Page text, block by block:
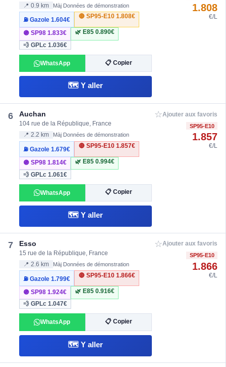
📍 0.9 km Màj Données de démonstration
⛽ Gazole1.604€
🔴 SP95-E10 1.808€
🟣 SP981.833€ 🌿 E85 0.890€
💨 GPLc1.036€
WhatsApp 📋 Copier
🗺️ Y aller
1.808
€/L
6 Auchan
104 rue de la République, France
📍 2.2 km Màj Données de démonstration
⛽ Gazole1.679€
🔴 SP95-E10 1.857€
🟣 SP981.814€ 🌿 E85 0.994€
💨 GPLc1.061€
WhatsApp 📋 Copier
🗺️ Y aller
☆Ajouter aux favoris
SP95-E10
1.857
€/L
7 Esso
15 rue de la République, France
📍 2.6 km Màj Données de démonstration
⛽ Gazole1.799€
🔴 SP95-E10 1.866€
🟣 SP981.924€ 🌿 E85 0.916€
💨 GPLc1.047€
WhatsApp 📋 Copier
🗺️ Y aller
☆Ajouter aux favoris
SP95-E10
1.866
€/L